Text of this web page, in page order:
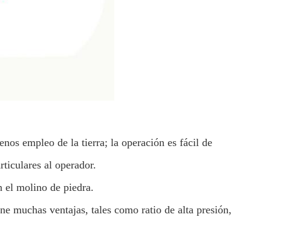
empleo de la tierra; la operación es fácil de
al operador.
el molino de piedra.
muchas ventajas, tales como ratio de alta presión,